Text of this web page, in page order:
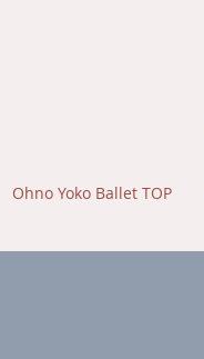
Ohno Yoko Ballet TOP